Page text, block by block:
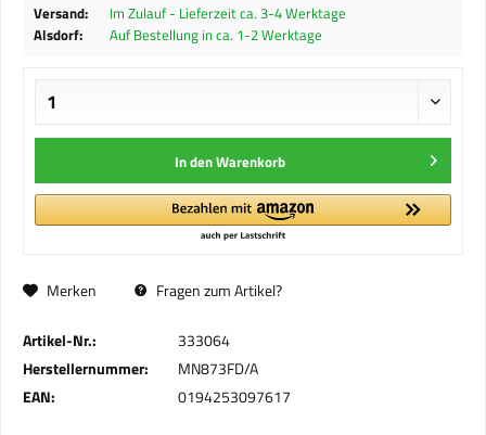
Versand:
Im Zulauf - Lieferzeit ca. 3-4 Werktage
Alsdorf:
Auf Bestellung in ca. 1-2 Werktage
In denWarenkorb
Merken Fragen zum Artikel?
Artikel-Nr.:
333064
Herstellernummer:
MN873FD/A
EAN:
0194253097617